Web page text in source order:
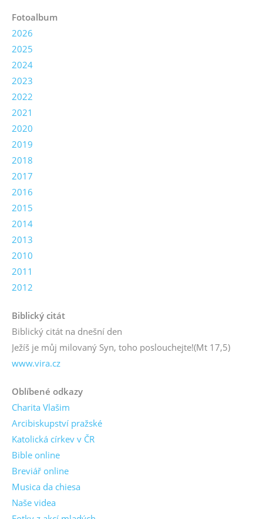
Fotoalbum
2026
2025
2024
2023
2022
2021
2020
2019
2018
2017
2016
2015
2014
2013
2010
2011
2012
Biblický citát
Biblický citát na dnešní den
Ježíš je můj milovaný Syn, toho poslouchejte!(Mt 17,5)
www.vira.cz
Oblíbené odkazy
Charita Vlašim
Arcibiskupství pražské
Katolická církev v ČR
Bible online
Breviář online
Musica da chiesa
Naše videa